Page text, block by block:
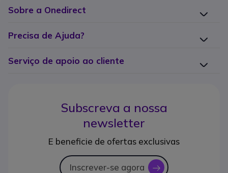
Sobre a Onedirect
Precisa de Ajuda?
Serviço de apoio ao cliente
Subscreva a nossa
newsletter
E beneficie de ofertas exclusivas
Inscrever-se agora icon